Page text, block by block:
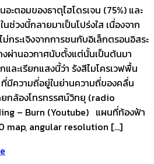
ะตอมของธาตุไฮโดรเจน (75%) และ
ช่วงนี้กลายมาเป็นโปร่งใส เนื่องจาก
กระเจิงจากการชนกับอิเล็กตรอนอิสระ
งผ่านอวกาศนับตั้งแต่นั้นเป็นต้นมา
ละเรียกแสงนี้ว่า รังสีไมโครเวฟพื้น
มีความถี่อยู่ในย่านความถี่ของคลื่น
กล้องโทรทรรศน์วิทยุ (radio
– Burn (Youtube) แผนที่ท้องฟ้า
map, angular resolution […]